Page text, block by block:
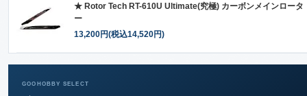
★ Rotor Tech RT-610U Ultimate(究極) カーボンメインロータ
ー
13,200円(税込14,520円)
GOOHOBBY SELECT